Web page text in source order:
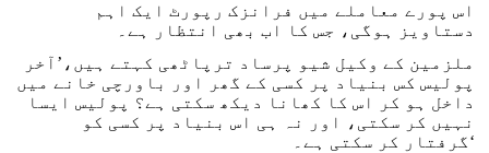
اس پورے معاملے میں فرانزک رپورٹ ایک اہم
دستاویز ہوگی، جس کا اب بھی انتظار ہے۔
ملزمین کے وکیل شیو پرساد ترپاٹھی کہتے ہیں،’آخر
پولیس کس بنیاد پر کسی کے گھر اور باورچی خانے میں
داخل ہو کر اس کا کھانا دیکھ سکتی ہے؟ پولیس ایسا
نہیں کر سکتی، اور نہ ہی اس بنیاد پر کسی کو
گرفتار کر سکتی ہے۔‘